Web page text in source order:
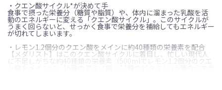
・クエン酸サイクル*が決めて手
食事で摂った栄養分（糖質や脂質）や、体内に溜まった乳酸を活
動のエネルギーに変える「クエン酸サイクル」。このサイクルが
うまく回らないと、せっかく食事で栄養分を補給してもエネルギー
が切れてしまいます。
・レモン1.2個分のクエン酸をメインに約40種類の栄養素を配合
【メダリスト】はこのクエン酸サイクルに着目し、忙しい現代人
に不足しがちな約40種類の栄養素（500mlでレモン1.2個分のクエ